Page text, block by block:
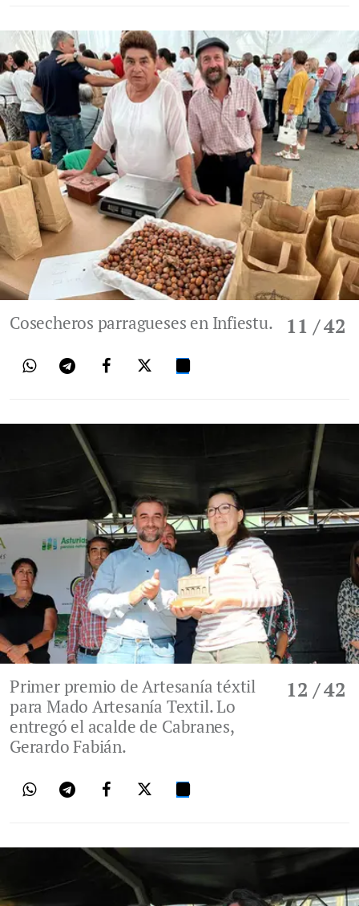
11 / 42
Cosecheros parragueses en Infiestu.
12 / 42
Primer premio de Artesanía téxtil
para Mado Artesanía Textil. Lo
entregó el acalde de Cabranes,
Gerardo Fabián.